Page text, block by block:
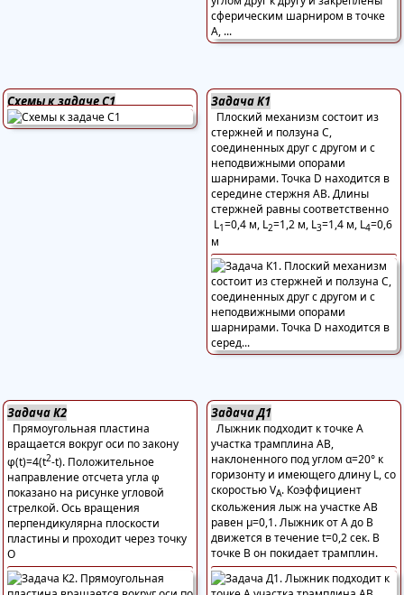
Схемы к задаче С1 Задача К1
Плоский механизм состоит из
стержней и ползуна С,
соединенных друг с другом и с
неподвижными опорами
шарнирами. Точка D находится в
середине стержня АВ. Длины
стержней равны соответственно
L1=0,4 м, L2=1,2 м, L3=1,4 м, L4=0,6
м
Задача К2
Прямоугольная пластина
вращается вокруг оси по закону
φ(t)=4(t2-t). Положительное
направление отсчета угла φ
показано на рисунке угловой
стрелкой. Ось вращения
перпендикулярна плоскости
пластины и проходит через точку
О
Задача Д1
Лыжник подходит к точке А
участка трамплина АВ,
наклоненного под углом α=20° к
горизонту и имеющего длину L, со
скоростью VA. Коэффициент
скольжения лыж на участке АВ
равен μ=0,1. Лыжник от А до В
движется в течение t=0,2 сек. В
точке В он покидает трамплин.